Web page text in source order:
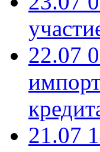
22.07
21.07